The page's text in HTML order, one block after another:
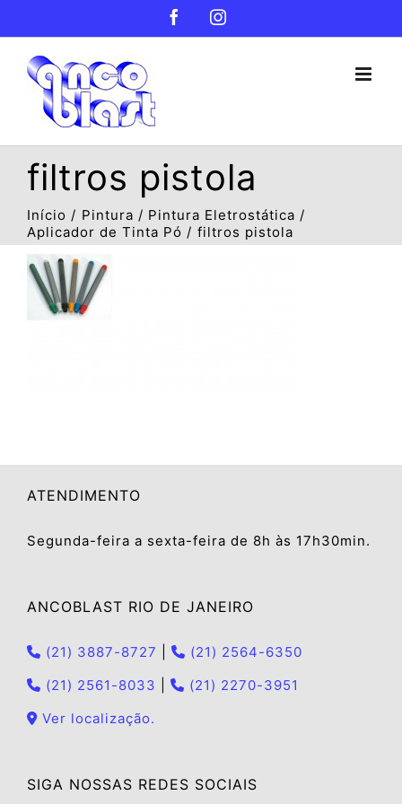
para
conteúdo
Facebook
filtros pistola
Início Pintura
Pintura Eletrostática
Aplicador de Tinta Pó
filtros pistola
ATENDIMENTO
Segunda-feira a sexta-feira de 8h às 17h30min.
ANCOBLAST RIO DE JANEIRO
(21) 3887-8727
(21) 2564-6350
(21) 2561-8033
(21) 2270-3951
Ver localização.
SIGA NOSSAS REDES SOCIAIS